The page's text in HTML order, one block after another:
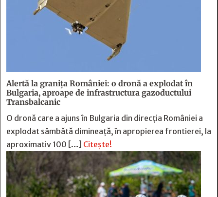
Alertă la granița României: o dronă a explodat în
Bulgaria, aproape de infrastructura gazoductului
Transbalcanic
O dronă care a ajuns în Bulgaria din direcția României a
explodat sâmbătă dimineață, în apropierea frontierei, la
aproximativ 100 […] Citește!